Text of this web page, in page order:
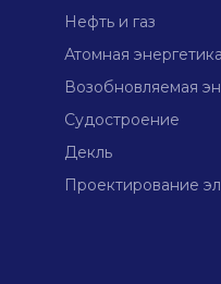
Нефть и газ
Атомная энергетика
Возобновляемая
Судостроение
Декль
Проектирование